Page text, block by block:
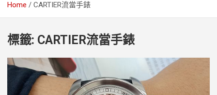
Home CARTIER流當手錶
標籤: CARTIER流當手錶